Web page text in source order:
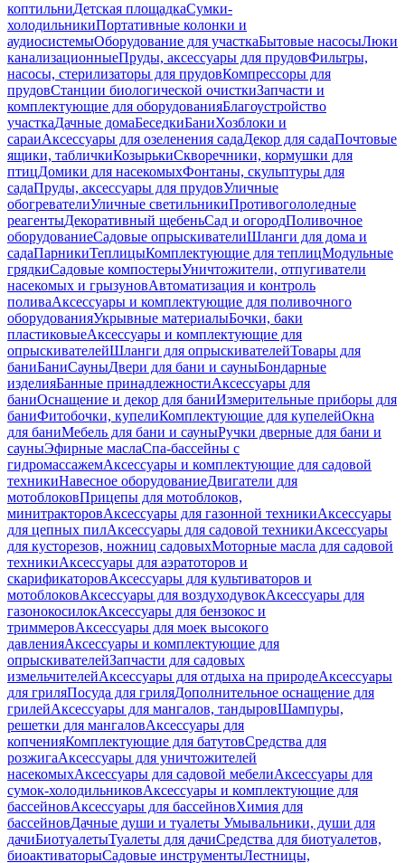
коптильниДетская площадкаСумки-
холодильникиПортативные колонки и
аудиосистемыОборудование для участкаБытовые насосыЛюки
канализационныеПруды, аксессуары для прудовФильтры,
насосы, стерилизаторы для прудовКомпрессоры для
прудовСтанции биологической очисткиЗапчасти и
комплектующие для оборудованияБлагоустройство
участкаДачные домаБеседкиБаниХозблоки и
сараиАксессуары для озеленения садаДекор для садаПочтовые
ящики, табличкиКозырькиСкворечники, кормушки для
птицДомики для насекомыхФонтаны, скульптуры для
садаПруды, аксессуары для прудовУличные
обогревателиУличные светильникиПротивогололедные
реагентыДекоративный щебеньСад и огородПоливочное
оборудованиеСадовые опрыскивателиШланги для дома и
садаПарникиТеплицыКомплектующие для теплицМодульные
грядкиСадовые компостерыУничтожители, отпугиватели
насекомых и грызуновАвтоматизация и контроль
поливаАксессуары и комплектующие для поливочного
оборудованияУкрывные материалыБочки, баки
пластиковыеАксессуары и комплектующие для
опрыскивателейШланги для опрыскивателейТовары для
баниБаниСауныДвери для бани и сауныБондарные
изделияБанные принадлежностиАксессуары для
баниОснащение и декор для баниИзмерительные приборы для
баниФитобочки, купелиКомплектующие для купелейОкна
для баниМебель для бани и сауныРучки дверные для бани и
сауныЭфирные маслаСпа-бассейны с
гидромассажемАксессуары и комплектующие для садовой
техникиНавесное оборудованиеДвигатели для
мотоблоковПрицепы для мотоблоков,
минитракторовАксессуары для газонной техникиАксессуары
для цепных пилАксессуары для садовой техникиАксессуары
для кусторезов, ножниц садовыхМоторные масла для садовой
техникиАксессуары для аэратоторов и
скарификаторовАксессуары для культиваторов и
мотоблоковАксессуары для воздуходувокАксессуары для
газонокосилокАксессуары для бензокос и
триммеровАксессуары для моек высокого
давленияАксессуары и комплектующие для
опрыскивателейЗапчасти для садовых
измельчителейАксессуары для отдыха на природеАксессуары
для гриляПосуда для гриляДополнительное оснащение для
грилейАксессуары для мангалов, тандыровШампуры,
решетки для мангаловАксессуары для
копченияКомплектующие для батутовСредства для
розжигаАксессуары для уничтожителей
насекомыхАксессуары для садовой мебелиАксессуары для
сумок-холодильниковАксессуары и комплектующие для
бассейновАксессуары для бассейновХимия для
бассейновДачные души и туалеты Умывальники, души для
дачиБиотуалетыТуалеты для дачиСредства для биотуалетов,
биоактиваторыСадовые инструментыЛестницы,